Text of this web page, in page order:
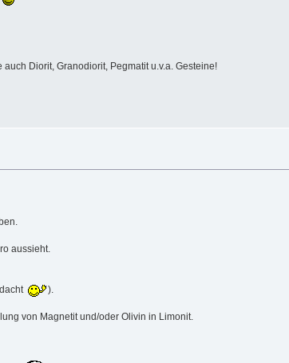
Diorit, Granodiorit, Pegmatit u.v.a. Gesteine!
aussieht.
).
von Magnetit und/oder Olivin in Limonit.